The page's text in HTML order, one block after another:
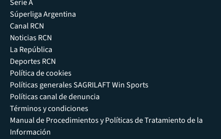
Serie A
Súperliga Argentina
Canal RCN
Noticias RCN
La República
Deportes RCN
Política de cookies
Políticas generales SAGRILAFT Win Sports
Políticas canal de denuncia
Términos y condiciones
Manual de Procedimientos y Políticas de Tratamiento de la
Información